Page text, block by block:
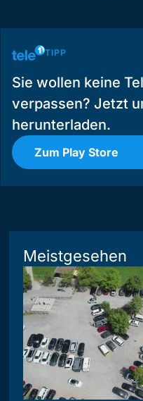
TIPP
Sie wollen keine
verpassen? Jetzt
herunterladen.
Zum Play Store
Meistgesehen